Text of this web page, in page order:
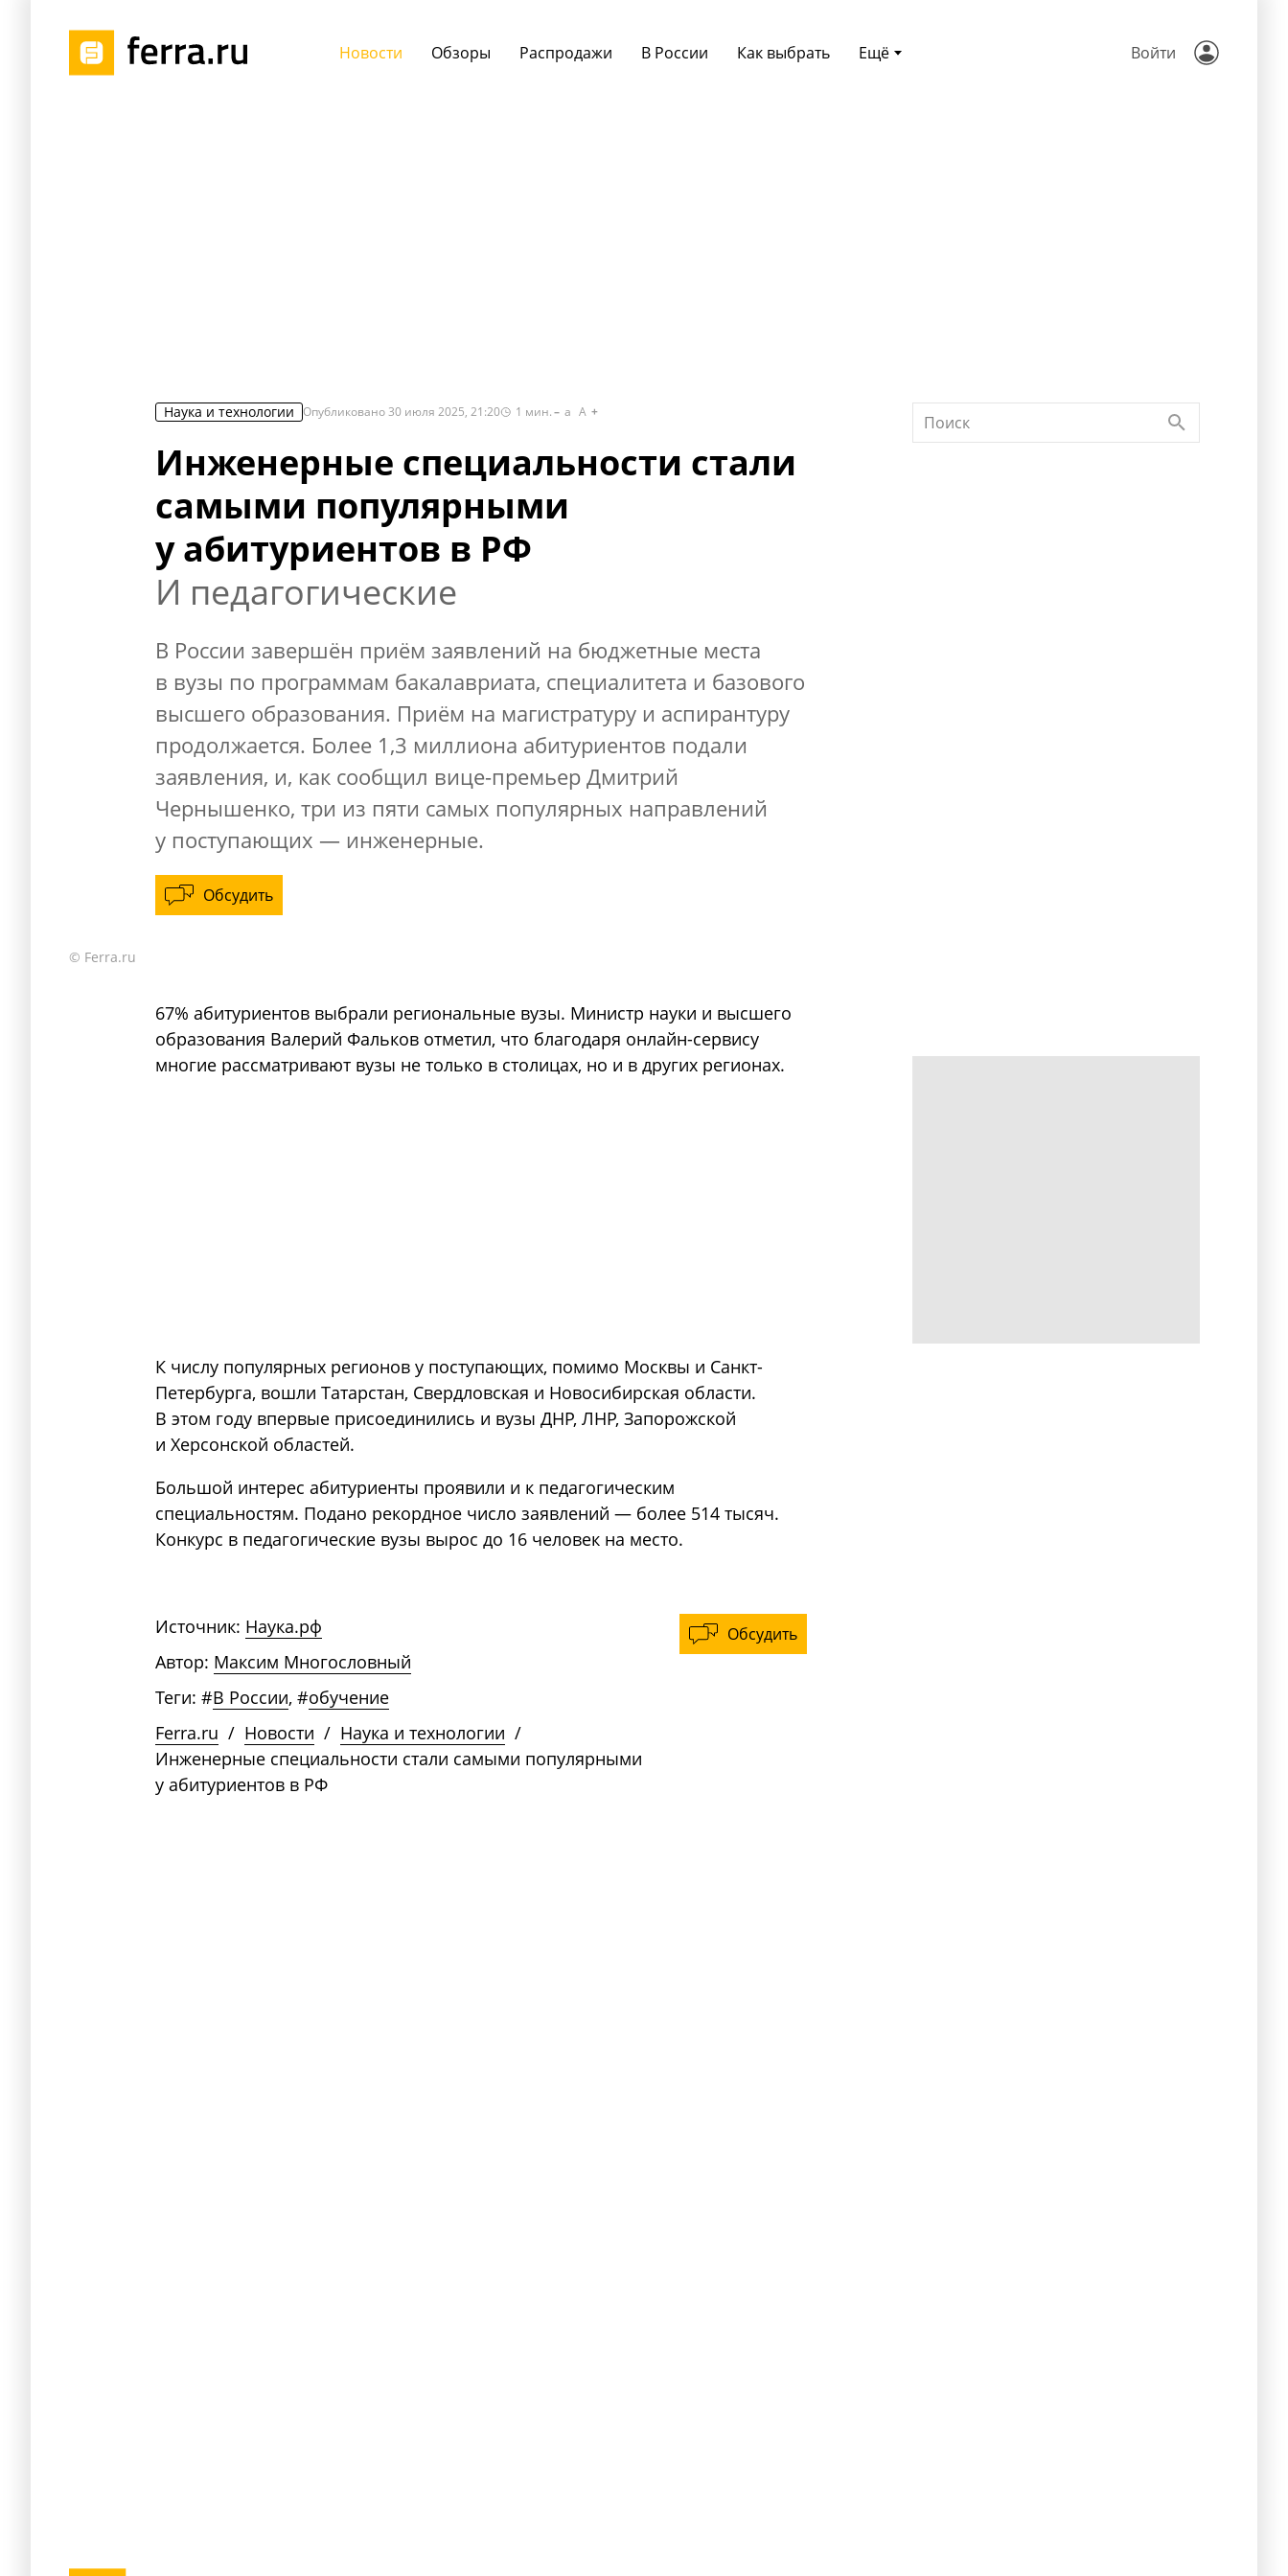
Ещё
Новости Обзоры Распродажи В России Как выбрать Войти
Наука и технологии Опубликовано30 июля 2025, 21:20 1 мин. a A
Инженерные специальности стали
самыми популярными
у абитуриентов в РФ
И педагогические
В России завершён приём заявлений на бюджетные места
в вузы по программам бакалавриата, специалитета и базового
высшего образования. Приём на магистратуру и аспирантуру
продолжается. Более 1,3 миллиона абитуриентов подали
заявления, и, как сообщил вице-премьер Дмитрий
Чернышенко, три из пяти самых популярных направлений
у поступающих — инженерные.
Обсудить
© Ferra.ru
67% абитуриентов выбрали региональные вузы. Министр науки и высшего
образования Валерий Фальков отметил, что благодаря онлайн-сервису
многие рассматривают вузы не только в столицах, но и в других регионах.
К числу популярных регионов у поступающих, помимо Москвы и Санкт-
Петербурга, вошли Татарстан, Свердловская и Новосибирская области.
В этом году впервые присоединились и вузы ДНР, ЛНР, Запорожской
и Херсонской областей.
Большой интерес абитуриенты проявили и к педагогическим
специальностям. Подано рекордное число заявлений — более 514 тысяч.
Конкурс в педагогические вузы вырос до 16 человек на место.
Обсудить
Источник: Наука.рф
Автор: Максим Многословный
Теги: #В России, #обучение
Ferra.ru / Новости / Наука и технологии /
Инженерные специальности стали самыми популярными
у абитуриентов в РФ